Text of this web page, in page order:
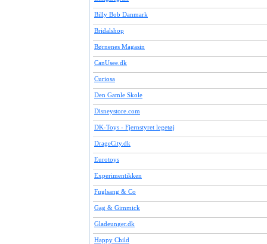
Billy Bob Danmark
Bridalshop
Børnenes Magasin
CanUsee.dk
Curiosa
Den Gamle Skole
Disneystore.com
DK-Toys - Fjernstyret legetøj
DrageCity.dk
Eurotoys
Experimentikken
Fuglsang & Co
Gag & Gimmick
Gladeunger.dk
Happy Child